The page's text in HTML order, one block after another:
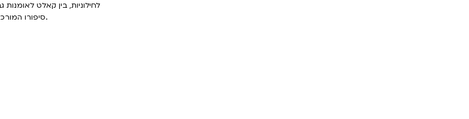
לחילוניות, בין קאלט
סיפורו המורכב של רווח, מסע קולנועי על תשוקה וטרגדיה של אגדת מסך שלא הכרנו באמת.